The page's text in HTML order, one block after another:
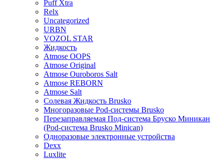
Puff Xtra
Relx
Uncategorized
URBN
VOZOL STAR
Жидкость
Atmose OOPS
Atmose Original
Atmose Ouroboros Salt
Atmose REBORN
Atmose Salt
Солевая Жидкость Brusko
Многоразовые Pod-системы Brusko
Перезаправляемая Под-система Бруско Миникан
(Pod-система Brusko Minican)
Одноразовые электронные устройства
Dexx
Luxlite